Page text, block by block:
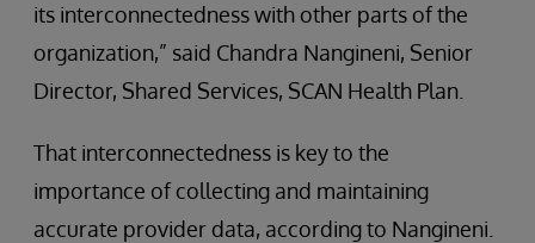
its interconnectedness with other parts of the
organization,” said Chandra Nangineni, Senior
Director, Shared Services, SCAN Health Plan.
That interconnectedness is key to the
importance of collecting and maintaining
accurate provider data, according to Nangineni.